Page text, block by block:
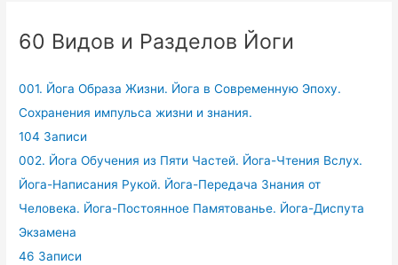
60 Видов и Разделов Йоги
001. Йога Образа Жизни. Йога в Современную Эпоху.
Сохранения импульса жизни и знания.
104 Записи
002. Йога Обучения из Пяти Частей. Йога-Чтения Вслух.
Йога-Написания Рукой. Йога-Передача Знания от
Человека. Йога-Постоянное Памятованье. Йога-Диспута
Экзамена
46 Записи